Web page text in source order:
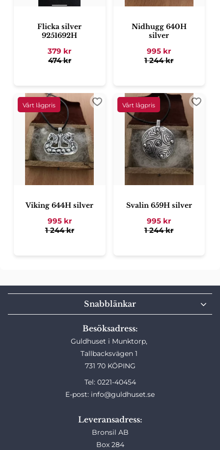
Flicka silver
9251692H
379 kr
474kr
Nidhugg 640H
silver
995 kr
1 244kr
Viking 644H silver
995kr
1 244kr
Lägg till i favoriter
Svalin 659H silver
995 kr
1 244kr
Lägg
Besöksadress:
Guldhuset i Munktorp,
Tallbacksvägen 1
731 70 KÖPING
Tel: 0221-40454
E-post: info@guldhuset.se
Leveransadress:
Bronsil AB
Box 284
Snabblänkar